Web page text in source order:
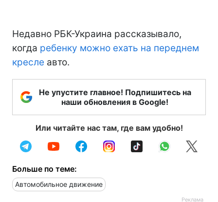
Недавно РБК-Украина рассказывало,
когда ребенку можно ехать на переднем
кресле авто.
Не упустите главное! Подпишитесь на
наши обновления в Google!
Или читайте нас там, где вам удобно!
Больше по теме:
Автомобильное движение